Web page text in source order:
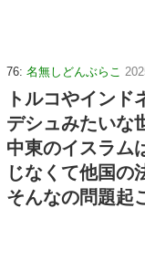
76: 名無しどんぶらこ
トルコやイン
デシュみたいな
中東のイスラム
じなくて他国の
そんなの問題起